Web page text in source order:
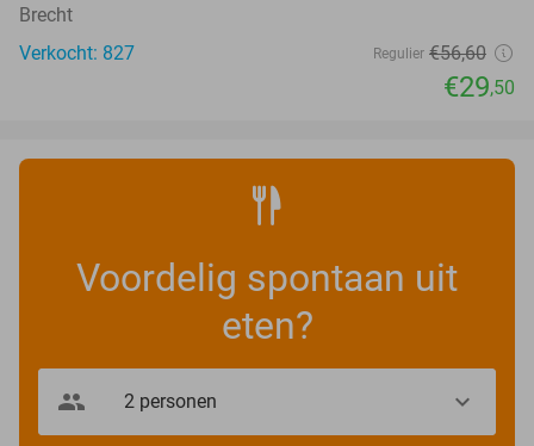
Brecht
Verkocht: 827
Regulier €56,60
€29,50
Voordelig spontaan uit
eten?